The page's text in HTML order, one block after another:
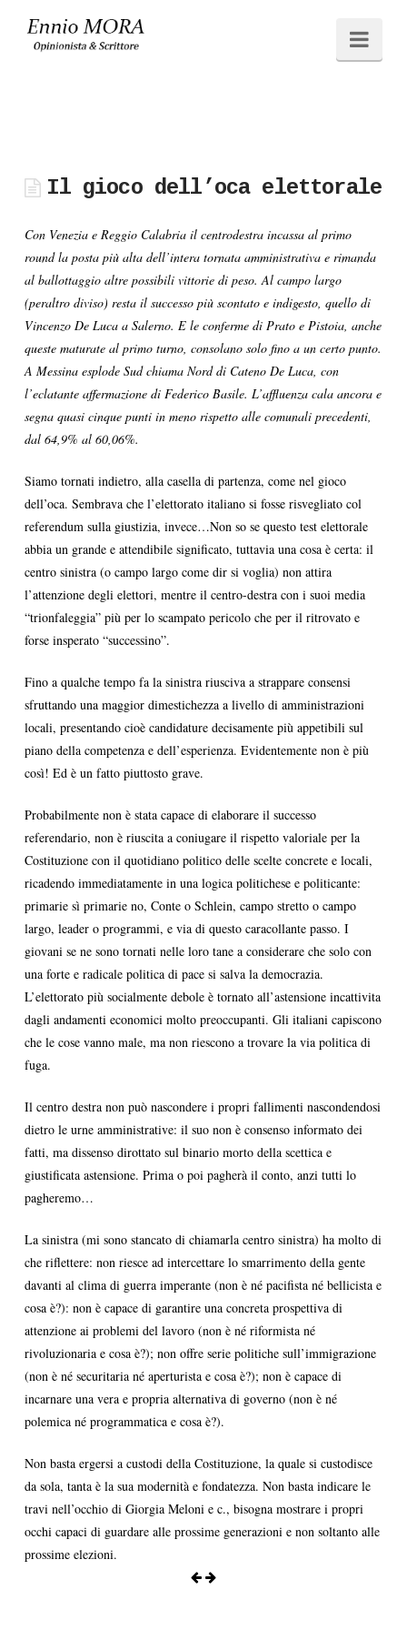
Ennio
Il gioco dell’oca elettorale
Con Venezia e Reggio Calabria il centrodestra incassa al primo
round la posta più alta dell’intera tornata amministrativa e rimanda
al ballottaggio altre possibili vittorie di peso. Al campo largo
(peraltro diviso) resta il successo più scontato e indigesto, quello di
Vincenzo De Luca a Salerno. E le conferme di Prato e Pistoia, anche
queste maturate al primo turno, consolano solo fino a un certo punto.
A Messina esplode Sud chiama Nord di Cateno De Luca, con
l’eclatante affermazione di Federico Basile. L’affluenza cala ancora e
segna quasi cinque punti in meno rispetto alle comunali precedenti,
dal 64,9% al 60,06%.
Siamo tornati indietro, alla casella di partenza, come nel gioco
dell’oca. Sembrava che l’elettorato italiano si fosse risvegliato col
referendum sulla giustizia, invece…Non so se questo test elettorale
abbia un grande e attendibile significato, tuttavia una cosa è certa: il
centro sinistra (o campo largo come dir si voglia) non attira
l’attenzione degli elettori, mentre il centro-destra con i suoi media
“trionfaleggia” più per lo scampato pericolo che per il ritrovato e
forse insperato “successino”.
Fino a qualche tempo fa la sinistra riusciva a strappare consensi
sfruttando una maggior dimestichezza a livello di amministrazioni
locali, presentando cioè candidature decisamente più appetibili sul
piano della competenza e dell’esperienza. Evidentemente non è più
così! Ed è un fatto piuttosto grave.
Probabilmente non è stata capace di elaborare il successo
referendario, non è riuscita a coniugare il rispetto valoriale per la
Costituzione con il quotidiano politico delle scelte concrete e locali,
ricadendo immediatamente in una logica politichese e politicante:
primarie sì primarie no, Conte o Schlein, campo stretto o campo
largo, leader o programmi, e via di questo caracollante passo. I
giovani se ne sono tornati nelle loro tane a considerare che solo con
una forte e radicale politica di pace si salva la democrazia.
L’elettorato più socialmente debole è tornato all’astensione incattivita
dagli andamenti economici molto preoccupanti. Gli italiani capiscono
che le cose vanno male, ma non riescono a trovare la via politica di
fuga.
Il centro destra non può nascondere i propri fallimenti nascondendosi
dietro le urne amministrative: il suo non è consenso informato dei
fatti, ma dissenso dirottato sul binario morto della scettica e
giustificata astensione. Prima o poi pagherà il conto, anzi tutti lo
pagheremo…
La sinistra (mi sono stancato di chiamarla centro sinistra) ha molto di
che riflettere: non riesce ad intercettare lo smarrimento della gente
davanti al clima di guerra imperante (non è né pacifista né bellicista e
cosa è?): non è capace di garantire una concreta prospettiva di
attenzione ai problemi del lavoro (non è né riformista né
rivoluzionaria e cosa è?); non offre serie politiche sull’immigrazione
(non è né securitaria né aperturista e cosa è?); non è capace di
incarnare una vera e propria alternativa di governo (non è né
polemica né programmatica e cosa è?).
Non basta ergersi a custodi della Costituzione, la quale si custodisce
da sola, tanta è la sua modernità e fondatezza. Non basta indicare le
travi nell’occhio di Giorgia Meloni e c., bisogna mostrare i propri
occhi capaci di guardare alle prossime generazioni e non soltanto alle
prossime elezioni.